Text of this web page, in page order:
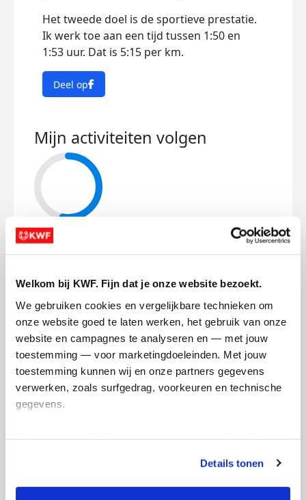
Welkom bij KWF. Fijn dat je onze website bezoekt.
We gebruiken cookies en vergelijkbare technieken om
onze website goed te laten werken, het gebruik van onze
website en campagnes te analyseren en — met jouw
toestemming — voor marketingdoeleinden. Met jouw
toestemming kunnen wij en onze partners gegevens
verwerken, zoals surfgedrag, voorkeuren en technische
gegevens.
tonen. Je kunt je toestemming op elk moment wijzigen of
intrekken via Cookie instellingen onderaan de pagina. De
Details tonen
Het tweede doel is de sportieve prestatie.
Ik werk toe aan een tijd tussen 1:50 en
1:53 uur. Dat is 5:15 per km.
Deel op
Mijn activiteiten volgen
239
Mijn afstandsdoel450 kms
Herman's badges